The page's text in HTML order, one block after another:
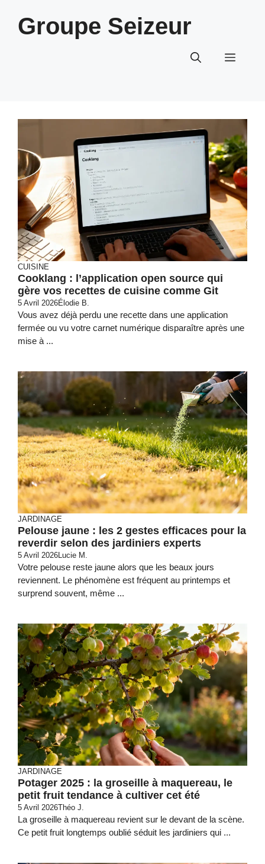
contenuGroupe Seizeur
Menu
CUISINE
Cooklang : l’application open source qui
gère vos recettes de cuisine comme Git
5 Avril 2026Élodie B.
Vous avez déjà perdu une recette dans une application
fermée ou vu votre carnet numérique disparaître après une
mise à ...
JARDINAGE
Pelouse jaune : les 2 gestes efficaces pour la
reverdir selon des jardiniers experts
5 Avril 2026Lucie M.
Votre pelouse reste jaune alors que les beaux jours
reviennent. Le phénomène est fréquent au printemps et
surprend souvent, même ...
JARDINAGE
Potager 2025 : la groseille à maquereau, le
petit fruit tendance à cultiver cet été
5 Avril 2026Théo J.
La groseille à maquereau revient sur le devant de la scène.
Ce petit fruit longtemps oublié séduit les jardiniers qui ...